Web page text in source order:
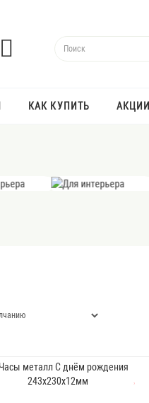
КАК КУПИТЬ АКЦИИ